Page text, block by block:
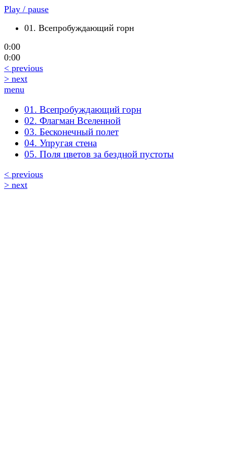
Play / pause
01. Всепробуждающий горн
0:00
0:00
< previous
> next
menu
01. Всепробуждающий горн
02. Флагман Вселенной
03. Бесконечный полет
04. Упругая стена
05. Поля цветов за бездной пустоты
< previous
> next